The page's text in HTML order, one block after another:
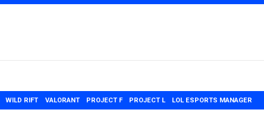
WILD RIFT VALORANT PROJECT F PROJECT L LOL ESPORTS MANAGER